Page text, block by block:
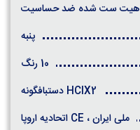
هیت ست شده ضد حساسیت
پنبه
10 رنگ
HCIX2 دستبافگونه
ملی ایران ، CE اتحادیه اروپا